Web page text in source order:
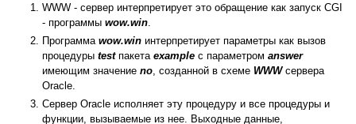
WWW - сервер интерпретирует это обращение как запуск CGI
- программы wow.win
Программа wow.win интерпретирует параметры как вызов
процедуры test пакета example с параметром answer
имеющим значение no , созданной в схеме WWWсервера
Oracle.
Сервер Oracle исполняет эту процедуру и все процедуры и
функции, вызываемые из нее. Выходные данные,